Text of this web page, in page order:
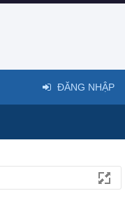
ĐĂNG NHẬP